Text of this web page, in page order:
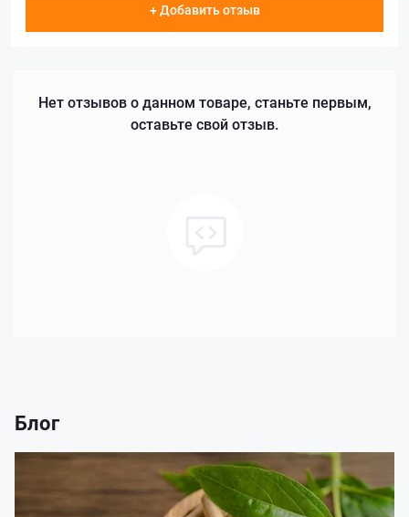
+ Добавить отзыв
Нет отзывов о данном товаре, станьте первым,
оставьте свой отзыв.
Блог